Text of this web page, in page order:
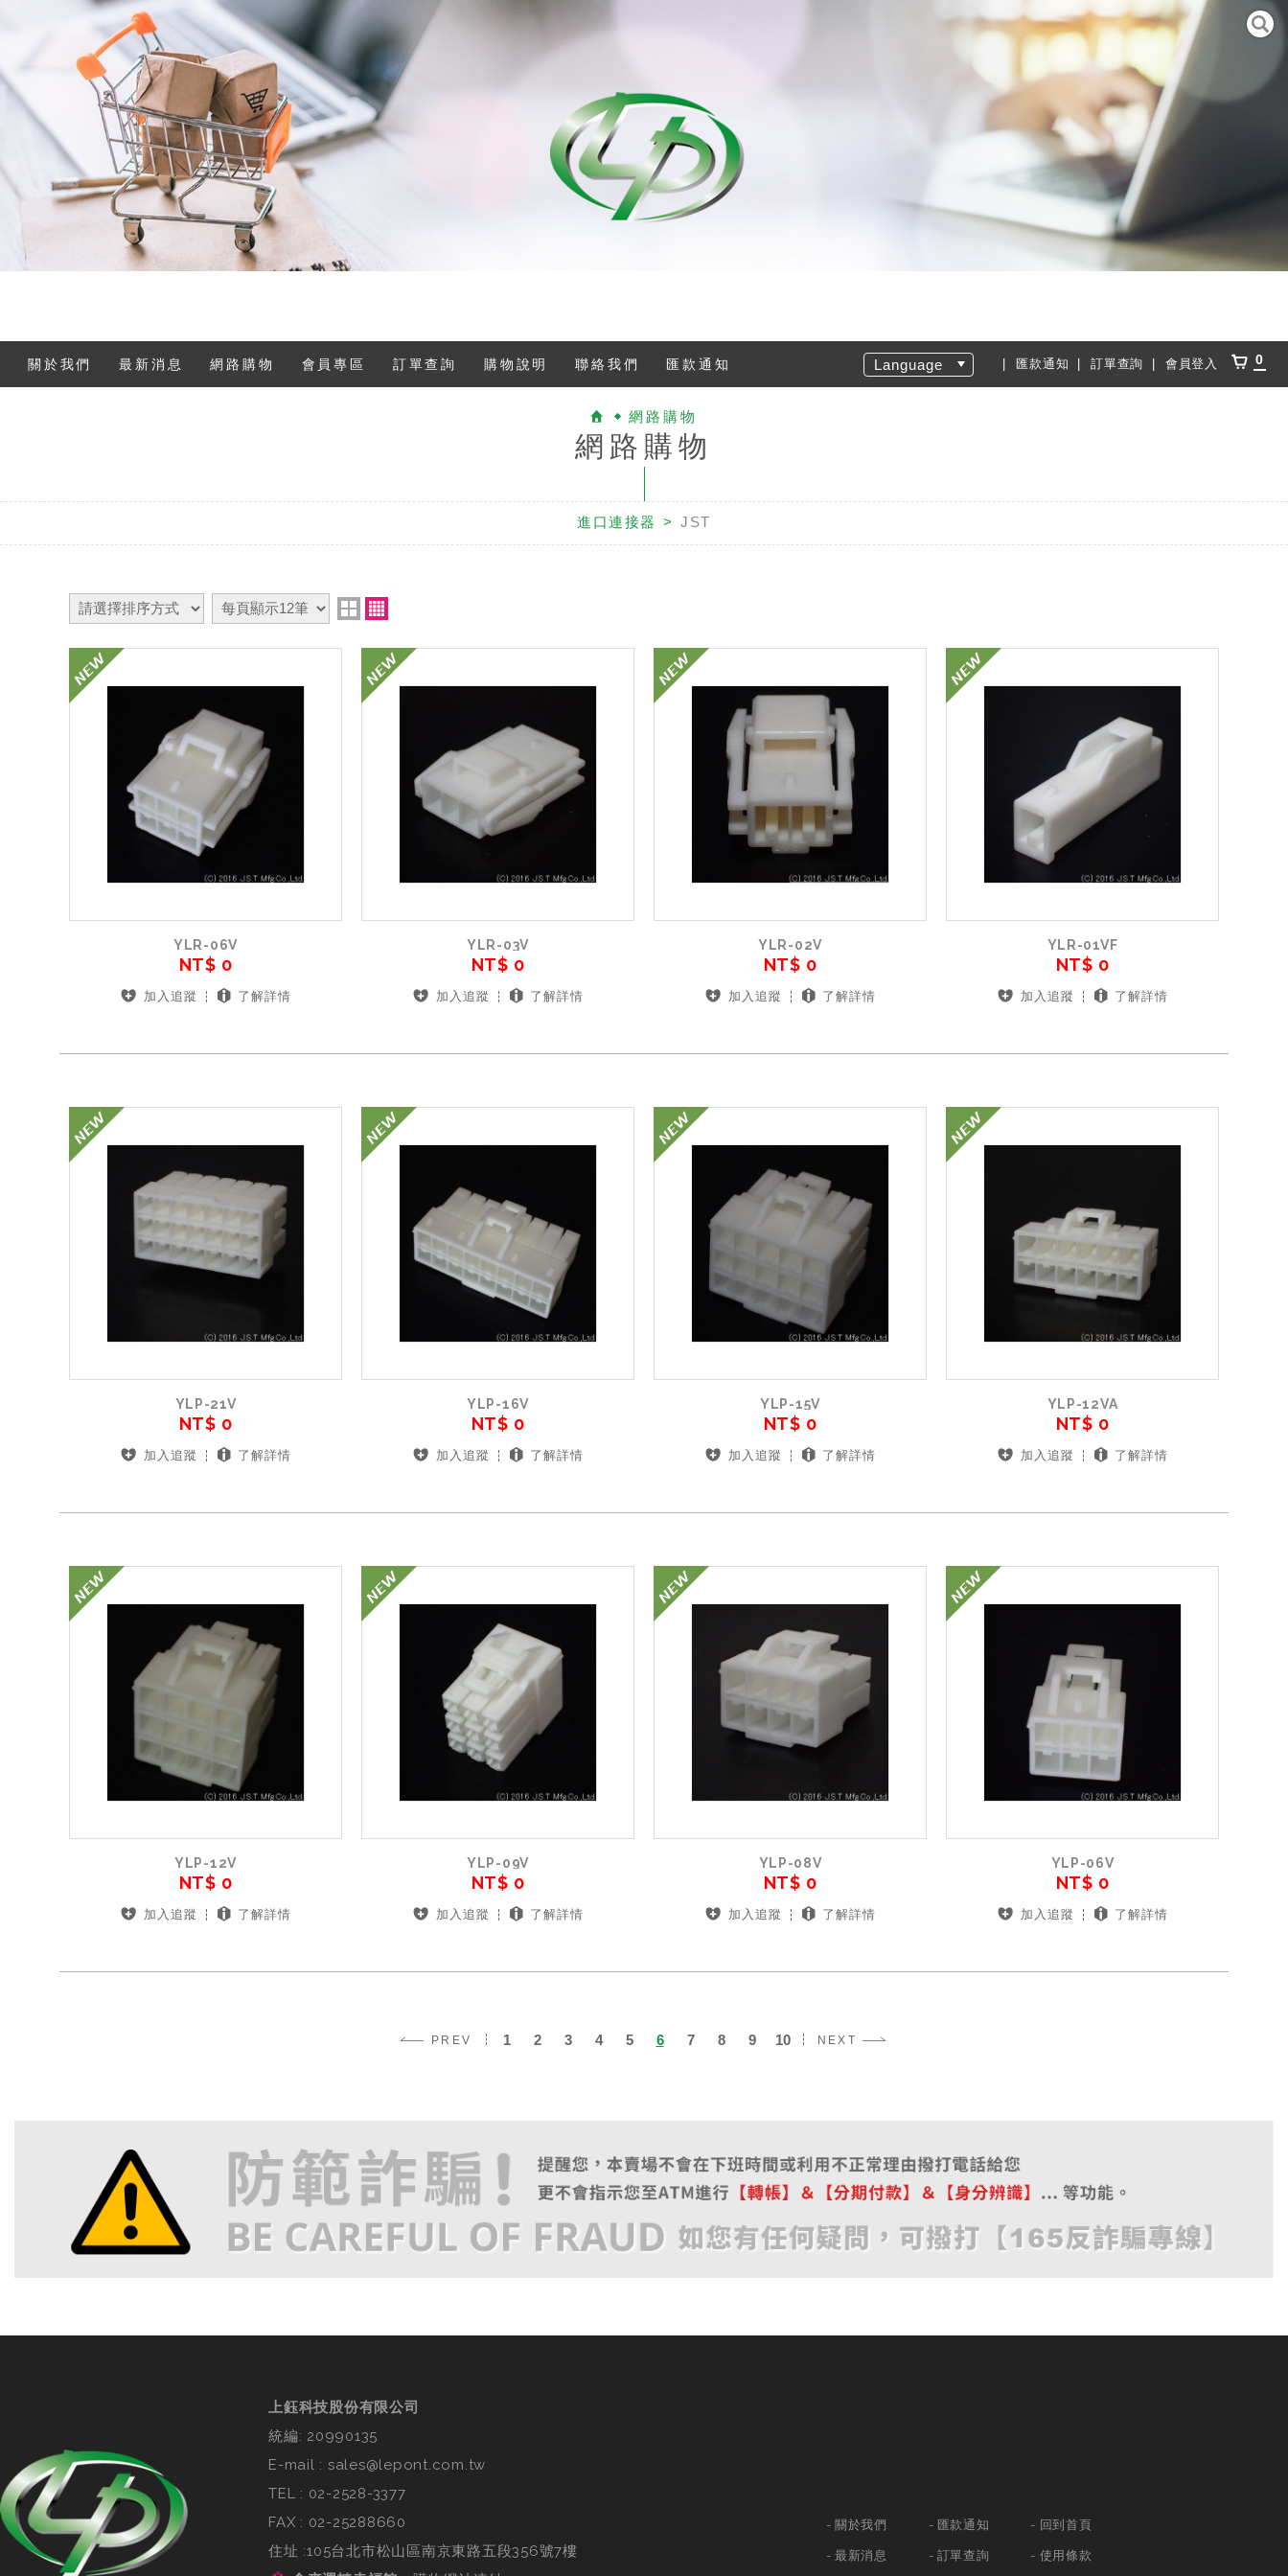
關於我們 最新消息 網路購物 會員專區 訂單查詢 購物說明 聯絡我們 匯款通知 Language 匯款通知 訂單查詢 會員登入 0
網路購物
網路購物
進口連接器 JST
YLR-06V
NT$ 0
加入追蹤 了解詳情
YLR-03V
NT$ 0
加入追蹤 了解詳情
YLR-02V
NT$ 0
加入追蹤 了解詳情
YLR-01VF
NT$ 0
加入追蹤 了解詳情
YLP-21V
NT$ 0
加入追蹤 了解詳情
YLP-16V
NT$ 0
加入追蹤 了解詳情
YLP-15V
NT$ 0
加入追蹤 了解詳情
YLP-12VA
NT$ 0
加入追蹤 了解詳情
YLP-12V
NT$ 0
加入追蹤 了解詳情
YLP-09V
NT$ 0
加入追蹤 了解詳情
YLP-08V
NT$ 0
加入追蹤 了解詳情
YLP-06V
NT$ 0
加入追蹤 了解詳情
PREV 1 2 3 4 5 6 7 8 9 10 NEXT
上鈺科技股份有限公司
統編: 20990135
E-mail : sales@lepont.com.tw
TEL : 02-2528-3377
FAX : 02-25288660
住址 :105台北市松山區南京東路五段356號7樓
關於我們
最新消息
匯款通知
訂單查詢
回到首頁
使用條款